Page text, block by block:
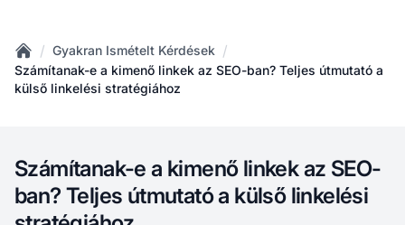
Home
/ Gyakran Ismételt Kérdések /
Számítanak-e a kimenő linkek az SEO-ban? Teljes útmutató a
külső linkelési stratégiához
Számítanak-e a kimenő linkek az SEO-
ban? Teljes útmutató a külső linkelési